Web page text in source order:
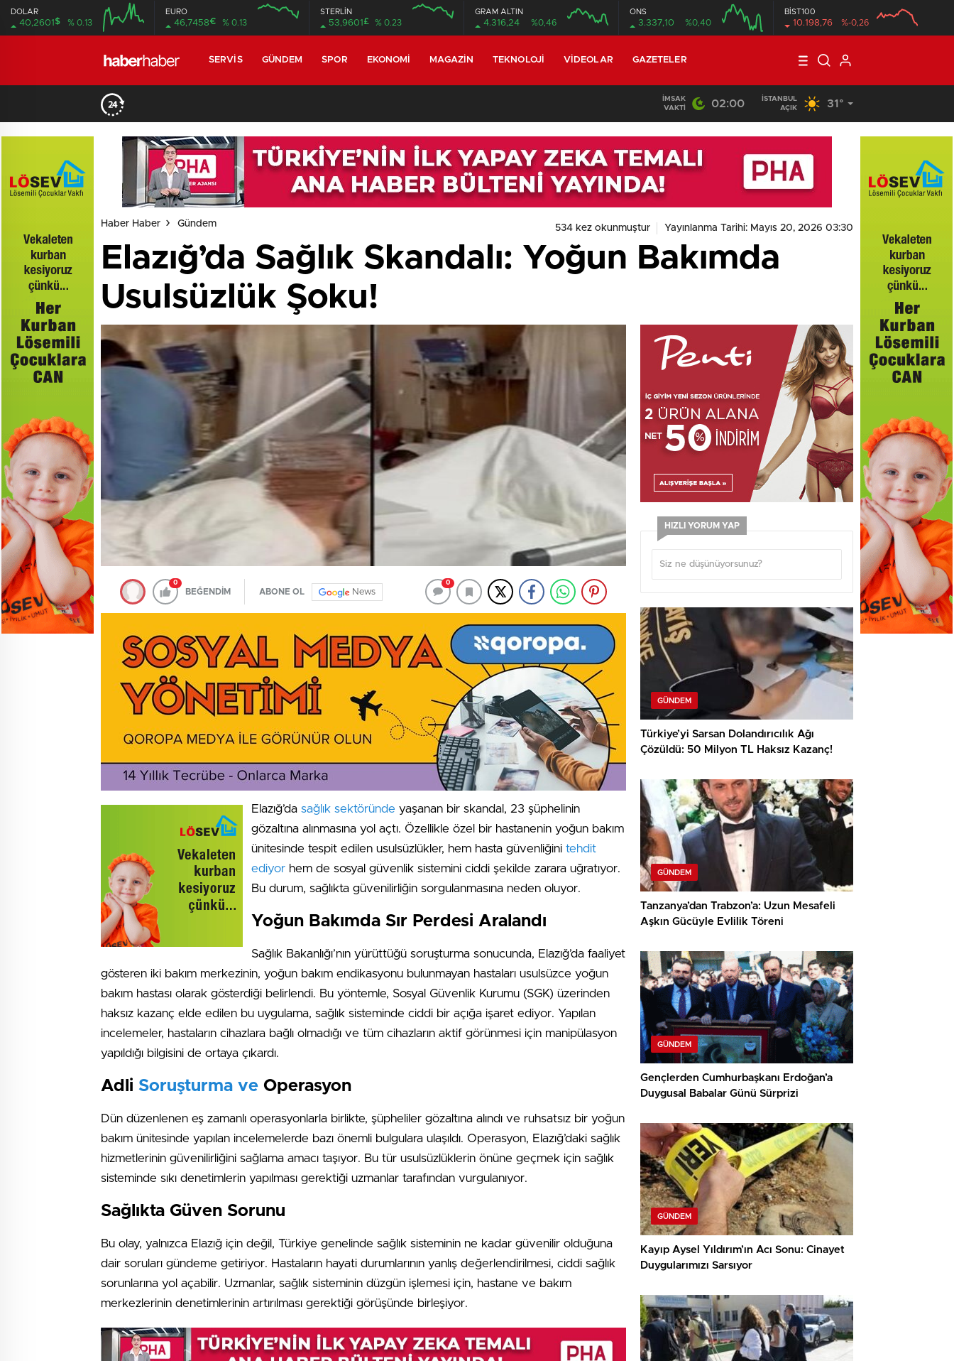
DOLAR
40,2601 $ % 0.13
EURO
46,7458€ % 0.13
STERLİN
53,9601 £ % 0.23
GRAM ALTIN
4.316,24 %0,46
ONS
3.337,10 %0,40
BİST100
10.198,76 %-0,26
SERVIS GÜNDEM SPOR EKONOMI MAGAZIN TEKNOLOJI VIDEOLAR GAZETELER
İMSAK
VAKTI
02:00
İSTANBUL
AÇIK
31°
Haber Haber Gündem 534 kez okunmuştur Yayınlanma Tarihi: Mayıs 20, 2026 03:30
Elazığ’da Sağlık Skandalı: Yoğun Bakımda
Usulsüzlük Şoku!
0
BEĞENDİM ABONE OL News
0
Elazığ’da sağlık sektöründe yaşanan bir skandal, 23 şüphelinin
gözaltına alınmasına yol açtı. Özellikle özel bir hastanenin yoğun bakım
ünitesinde tespit edilen usulsüzlükler, hem hasta güvenliğini tehdit
ediyor hem de sosyal güvenlik sistemini ciddi şekilde zarara uğratıyor.
Bu durum, sağlıkta güvenilirliğin sorgulanmasına neden oluyor.
Yoğun Bakımda Sır Perdesi Aralandı
Sağlık Bakanlığı’nın yürüttüğü soruşturma sonucunda, Elazığ’da faaliyet
gösteren iki bakım merkezinin, yoğun bakım endikasyonu bulunmayan hastaları usulsüzce yoğun
bakım hastası olarak gösterdiği belirlendi. Bu yöntemle, Sosyal Güvenlik Kurumu (SGK) üzerinden
haksız kazanç elde edilen bu uygulama, sağlık sisteminde ciddi bir açığa işaret ediyor. Yapılan
incelemeler, hastaların cihazlara bağlı olmadığı ve tüm cihazların aktif görünmesi için manipülasyon
yapıldığı bilgisini de ortaya çıkardı.
Adli Soruşturma ve Operasyon
Dün düzenlenen eş zamanlı operasyonlarla birlikte, şüpheliler gözaltına alındı ve ruhsatsız bir yoğun
bakım ünitesinde yapılan incelemelerde bazı önemli bulgulara ulaşıldı. Operasyon, Elazığ’daki sağlık
hizmetlerinin güvenilirliğini sağlama amacı taşıyor. Bu tür usulsüzlüklerin önüne geçmek için sağlık
sisteminde sıkı denetimlerin yapılması gerektiği uzmanlar tarafından vurgulanıyor.
Sağlıkta Güven Sorunu
Bu olay, yalnızca Elazığ için değil, Türkiye genelinde sağlık sisteminin ne kadar güvenilir olduğuna
dair soruları gündeme getiriyor. Hastaların hayati durumlarının yanlış değerlendirilmesi, ciddi sağlık
sorunlarına yol açabilir. Uzmanlar, sağlık sisteminin düzgün işlemesi için, hastane ve bakım
merkezlerinin denetimlerinin artırılması gerektiği görüşünde birleşiyor.
HIZLI YORUM YAP
GÜNDEM
Türkiye’yi Sarsan Dolandırıcılık Ağı
Çözüldü: 50 Milyon TL Haksız Kazanç!
GÜNDEM
Tanzanya’dan Trabzon’a: Uzun Mesafeli
Aşkın Gücüyle Evlilik Töreni
GÜNDEM
Gençlerden Cumhurbaşkanı Erdoğan’a
Duygusal Babalar Günü Sürprizi
GÜNDEM
Kayıp Aysel Yıldırım’ın Acı Sonu: Cinayet
Duygularımızı Sarsıyor